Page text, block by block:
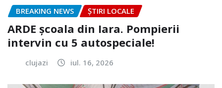
BREAKING NEWS ȘTIRI LOCALE
ARDE școala din Iara. Pompierii
intervin cu 5 autospeciale!
clujazi iul. 16, 2026